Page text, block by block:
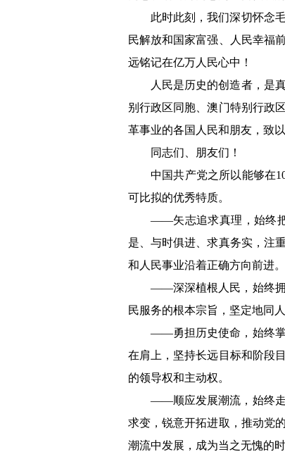
此时此刻，我们深切怀念
民解放和国家富强、人民幸福
远铭记在亿万人民心中！
人民是历史的创造者，是
别行政区同胞、澳门特别行政
革事业的各国人民和朋友，致
同志们、朋友们！
中国共产党之所以能够在
可比拟的优秀特质。
——矢志追求真理，始终
是、与时俱进、求真务实，注
和人民事业沿着正确方向前进。
——深深植根人民，始终拥
民服务的根本宗旨，坚定地同
——勇担历史使命，始终掌
在肩上，坚持长远目标和阶段
的领导权和主动权。
——顺应发展潮流，始终走
求变，锐意开拓进取，推动党
潮流中发展，成为当之无愧的